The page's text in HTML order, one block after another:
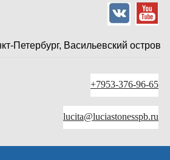
Петербург, Васильевский остров
+7953-376-96-65
lucita@luciastonesspb.ru